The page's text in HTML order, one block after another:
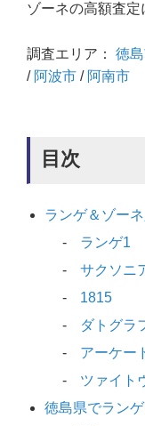
ゾーネの高額査定
調査エリア： 徳
/ 阿波市 / 阿南市
目次
ランゲ＆ゾー
ランゲ1
サクソニ
1815
ダトグラ
アーケー
ツァイト
徳島県でラン